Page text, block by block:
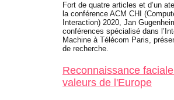
Fort de quatre articles et d’un
la conférence ACM CHI
Interaction) 2020, Jan
conférences spécialisé dans
Machine à Télécom Paris,
de recherche.
Reconnaissance
valeurs de l'Europe